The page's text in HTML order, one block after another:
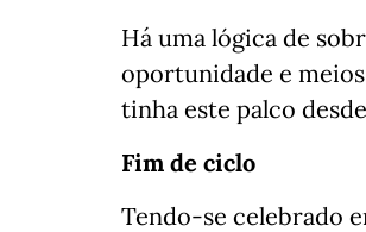
Há uma lógica de
oportunidade e
tinha este palco
Fim de ciclo
Tendo-se celebrado